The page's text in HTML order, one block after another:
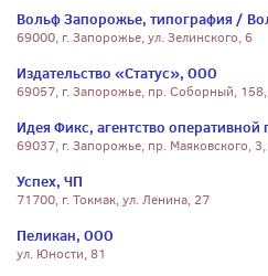
Вольф Запорожье, типография /
69000, г. Запорожье, ул. Зелинского, 6
Издательство «Статус», ООО
69057, г. Запорожье, пр. Соборный,
Идея Фикс, агентство
69037, г. Запорожье, пр. Маяковского,
Успех, ЧП
71700, г. Токмак, ул. Ленина, 27
Пеликан, ООО
ул. Юности, 81